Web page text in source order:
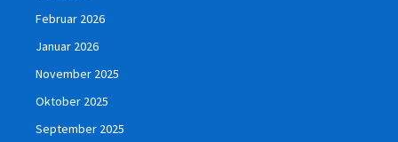
Februar 2026
Januar 2026
November 2025
Oktober 2025
September 2025